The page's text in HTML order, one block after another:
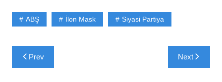
ABŞ İlon Mask Siyasi Partiya
Yazı
naviqasiyası
Prev Next